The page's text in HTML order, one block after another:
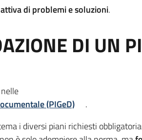
di problemi e soluzioni.
DI UN
(PIGeD)
.
i diversi piani richiesti